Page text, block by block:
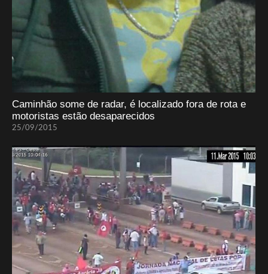
Caminhão some de radar, é localizado fora de rota e
motoristas estão desaparecidos
25/09/2015